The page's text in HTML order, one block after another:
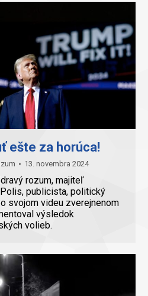
ešte za horúca!
13. novembra 2024
rozum, majiteľ
publicista, politický
svojom videu zverejnenom
výsledok
volieb.